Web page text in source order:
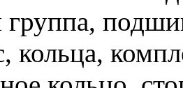
группа,
кольца,